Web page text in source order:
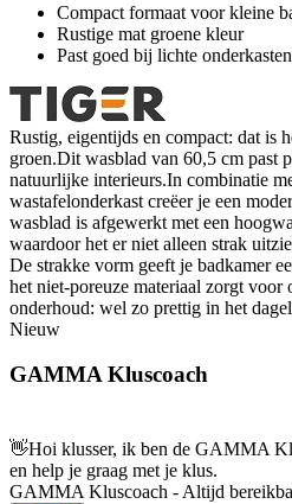
Compact formaat voor kleine
Rustige mat groene kleur
Past goed bij lichte onderkasten
Rustig, eigentijds en compact: dat is
groen.Dit wasblad van 60,5 cm past
natuurlijke interieurs.In combinatie
wastafelonderkast creëer je een
wasblad is afgewerkt met een
waardoor het er niet alleen strak
De strakke vorm geeft je badkamer
het niet-poreuze materiaal zorgt
onderhoud: wel zo prettig in het
Nieuw
GAMMA Kluscoach
👋Hoi klusser, ik ben de GAMMA
en help je graag met je klus.
GAMMA Kluscoach - Altijd